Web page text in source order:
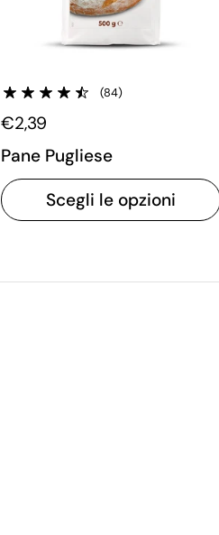
(84)
€2,39
Pane Pugliese
Scegli le opzioni